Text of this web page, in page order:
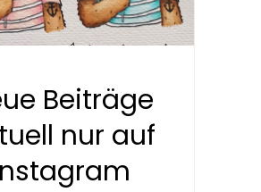
Beiträge
nur auf